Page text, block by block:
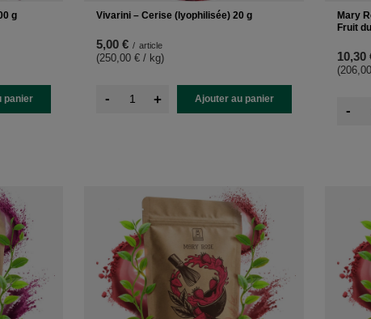
g
panier
Vivarini – Cerise (lyophilisée) 20 g
5,00 € / article
(250,00 € / kg)
- + Ajouter au panier
Mary
Fruit
10,30
-